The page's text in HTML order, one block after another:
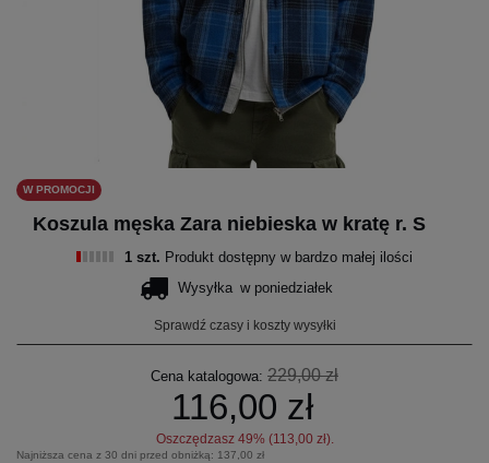
W PROMOCJI
Koszula męska Zara niebieska w kratę r. S
1 szt. Produkt dostępny w bardzo małej ilości
Wysyłka w poniedziałek
Sprawdź czasy i koszty wysyłki
Cena katalogowa: 229,00 zł
116,00 zł
Oszczędzasz 49% (113,00 zł).
Najniższa cena z 30 dni przed obniżką: 137,00 zł